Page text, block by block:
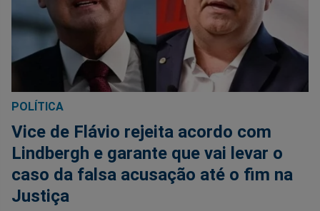
POLÍTICA
Vice de Flávio rejeita acordo com
Lindbergh e garante que vai levar o
caso da falsa acusação até o fim na
Justiça